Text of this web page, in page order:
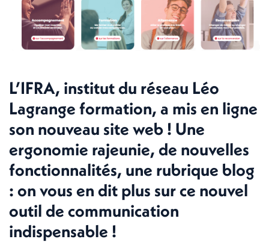
L’IFRA, institut du réseau Léo
Lagrange formation, a mis en ligne
son nouveau site web ! Une
ergonomie rajeunie, de nouvelles
fonctionnalités, une rubrique blog
: on vous en dit plus sur ce nouvel
outil de communication
indispensable !